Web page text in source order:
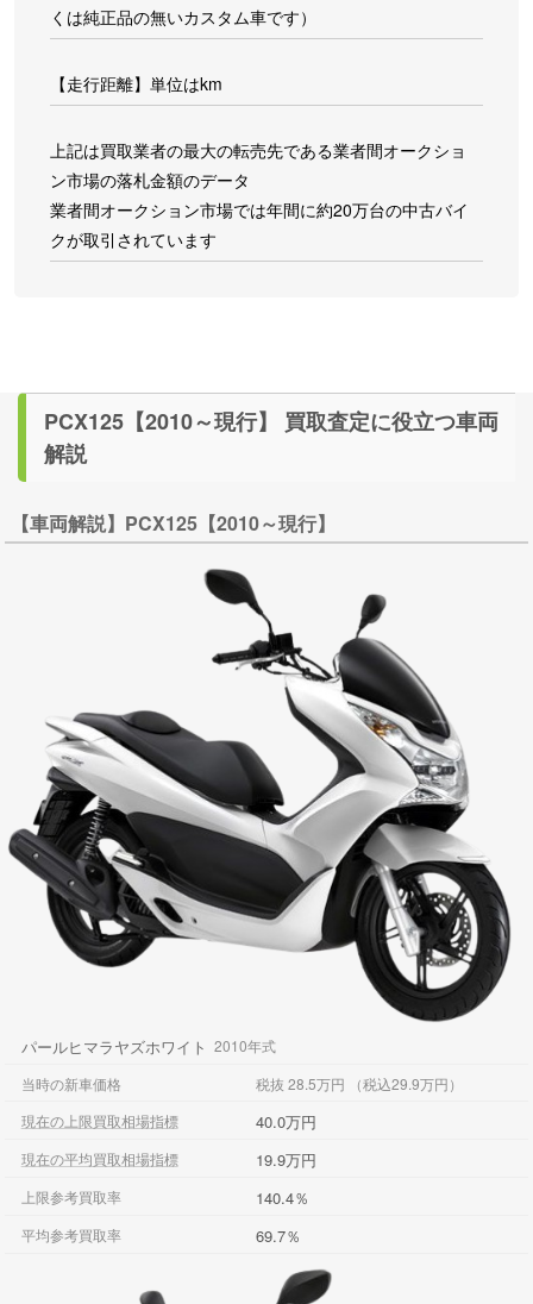
くは純正品の無いカスタム車です）
【走行距離】単位はkm
上記は買取業者の最大の転売先である業者間オークショ
ン市場の落札金額のデータ
業者間オークション市場では年間に約20万台の中古バイ
クが取引されています
PCX125【2010～現行】 買取査定に役立つ車両
解説
【車両解説】PCX125【2010～現行】
パールヒマラヤズホワイト 2010年式
当時の新車価格
税抜 28.5万円 （税込29.9万円）
現在の上限買取相場指標
40.0万円
現在の平均買取相場指標 19.9万円
上限参考買取率 140.4％
平均参考買取率 69.7％